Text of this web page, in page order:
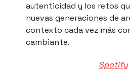
autenticidad y los retos
nuevas generaciones de
contexto cada vez más
cambiante.
Spotify